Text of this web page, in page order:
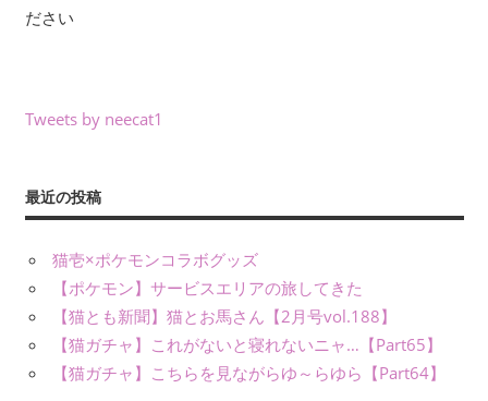
ださい
Tweets by neecat1
最近の投稿
猫壱×ポケモンコラボグッズ
【ポケモン】サービスエリアの旅してきた
【猫とも新聞】猫とお馬さん【2月号vol.188】
【猫ガチャ】これがないと寝れないニャ…【Part65】
【猫ガチャ】こちらを見ながらゆ～らゆら【Part64】